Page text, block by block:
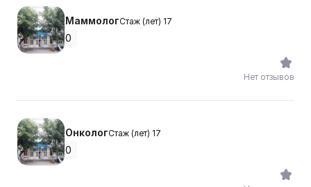
МаммологСтаж (лет) 17
0
Нет отзывов
ОнкологСтаж (лет) 17
0